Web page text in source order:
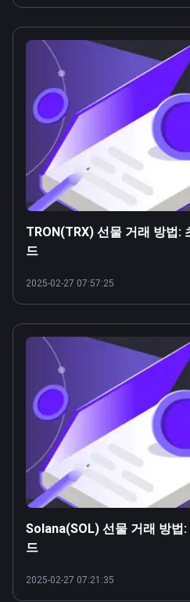
TRON(TRX) 선물 거래 방법:
드
2025-02-27 07:57:25
Solana(SOL) 선물 거래 방법
드
2025-02-27 07:21:35